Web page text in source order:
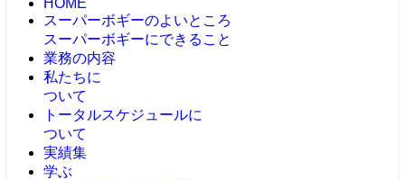
HOME
スーパーボギーのよいところ
スーパーボギーにできること
業務の内容
私たちに
ついて
トータルスケジュールに
ついて
実績集
学ぶ